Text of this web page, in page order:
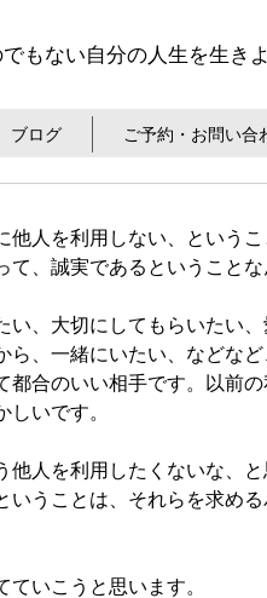
もない自分の人生を生き
ブログ ご予約・お問い合
他人を利用しない、という
、誠実であるということな
い、大切にしてもらいたい
、一緒にいたい、などな
都合のいい相手です。以前
いです。
人を利用したくないな、と
いうことは、それらを求め
いこうと思います。